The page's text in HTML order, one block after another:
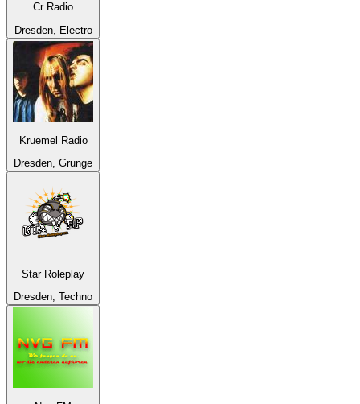
Cr Radio
Dresden, Electro
Kruemel Radio
Dresden, Grunge
Star Roleplay
Dresden, Techno